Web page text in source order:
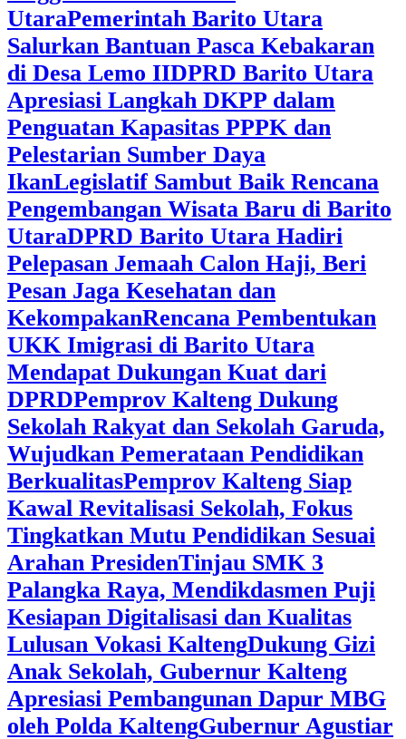
UtaraPemerintah Barito Utara
Salurkan Bantuan Pasca Kebakaran
di Desa Lemo IIDPRD Barito Utara
Apresiasi Langkah DKPP dalam
Penguatan Kapasitas PPPK dan
Pelestarian Sumber Daya
IkanLegislatif Sambut Baik Rencana
Pengembangan Wisata Baru di Barito
UtaraDPRD Barito Utara Hadiri
Pelepasan Jemaah Calon Haji, Beri
Pesan Jaga Kesehatan dan
KekompakanRencana Pembentukan
UKK Imigrasi di Barito Utara
Mendapat Dukungan Kuat dari
DPRD‎Pemprov Kalteng Dukung
Sekolah Rakyat dan Sekolah Garuda,
Wujudkan Pemerataan Pendidikan
Berkualitas‎Pemprov Kalteng Siap
Kawal Revitalisasi Sekolah, Fokus
Tingkatkan Mutu Pendidikan Sesuai
Arahan Presiden‎Tinjau SMK 3
Palangka Raya, Mendikdasmen Puji
Kesiapan Digitalisasi dan Kualitas
Lulusan Vokasi Kalteng‎Dukung Gizi
Anak Sekolah, Gubernur Kalteng
Apresiasi Pembangunan Dapur MBG
oleh Polda Kalteng‎Gubernur Agustiar